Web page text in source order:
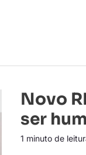
Novo
ser
1 minuto de
Novo
RH:
O
que
de